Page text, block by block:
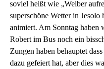
soviel heißt wie „Weiber
superschöne Wetter in
animiert. Am Sonntag haben
Robert im Bus noch ein
Zungen haben behauptet
dazu gefeiert hat, aber dies